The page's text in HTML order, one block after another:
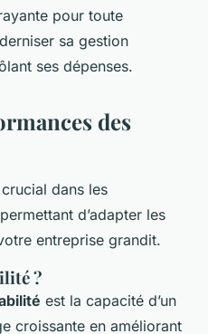
pour toute
sa gestion
ses dépenses.
des
dans les
d’adapter les
entreprise grandit.
?
est la capacité d’un
croissante en améliorant